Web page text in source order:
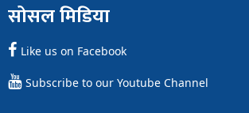
सोसल मिडिया
Like us on Facebook
Subscribe to our Youtube Channel